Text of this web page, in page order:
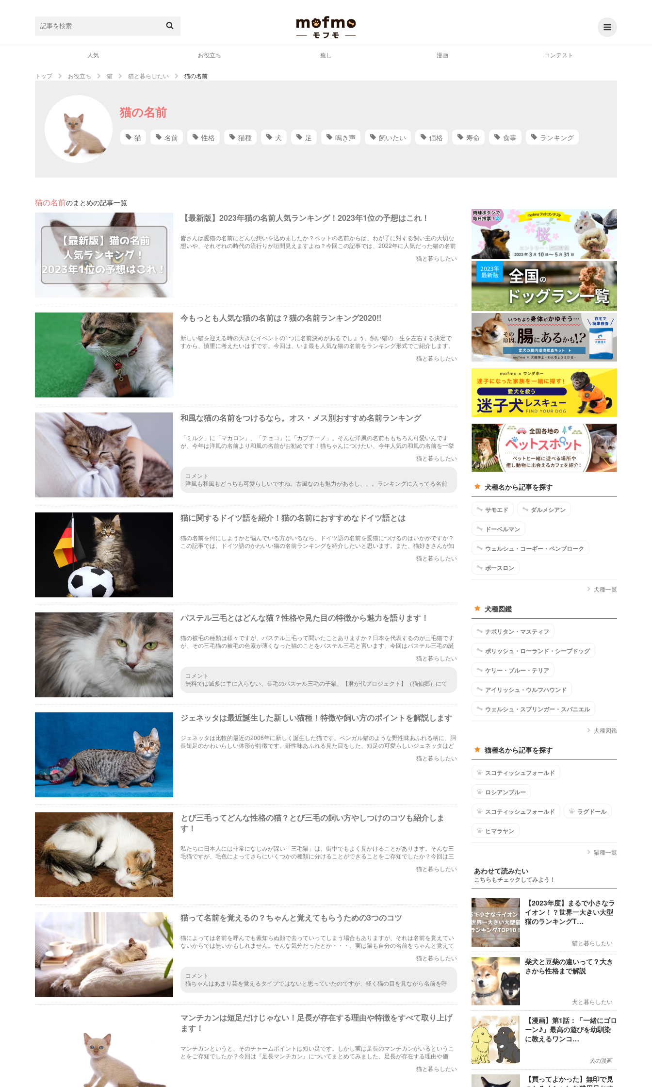
人気 お役立ち 癒し 漫画 コンテスト
トップ お役立ち 猫 猫と暮らしたい 猫の名前
猫の名前
猫 名前 性格 猫種 犬 足 鳴き声 飼いたい 価格 寿命 食事 ランキング
猫の名前のまとめの記事一覧
【最新版】2023年猫の名前人気ランキング！2023年1位の予想はこれ！
皆さんは愛猫の名前にどんな想いを込めましたか？ペットの名前からは、わが子に対する飼い主の大切な
想いや、それぞれの時代の流行りが垣間見えますよね？今回この記事では、2022年に人気だった猫の名前
猫と暮らしたい
今もっとも人気な猫の名前は？猫の名前ランキング2020!!
新しい猫を迎える時の大きなイベントの1つに名前決めがあるでしょう。飼い猫の一生を左右する決定で
すから、慎重に考えたいはずです。今回は、いま最も人気な猫の名前をランキング形式でご紹介します。
猫と暮らしたい
和風な猫の名前をつけるなら。オス・メス別おすすめ名前ランキング
「ミルク」に「マカロン」、「チョコ」に「カプチーノ」。そんな洋風の名前ももちろん可愛いんです
が、今年は洋風の名前より和風の名前がお勧めです！猫ちゃんにつけたい、今年人気の和風の名前を一挙
猫と暮らしたい
コメント
洋風も和風もどっちも可愛らしいですね。古風なのも魅力があるし、、。ランキングに入ってる名前
猫に関するドイツ語を紹介！猫の名前におすすめなドイツ語とは
猫の名前を何にしようかと悩んでいる方がいるなら、ドイツ語の名前を愛猫につけるのはいかがですか？
この記事では、ドイツ語のかわいい猫の名前ランキングを紹介したいと思います。また、猫好きさんが知
猫と暮らしたい
パステル三毛とはどんな猫？性格や見た目の特徴から魅力を語ります！
猫の被毛の種類は様々ですが、パステル三毛って聞いたことありますか？日本を代表するのが三毛猫です
が、その三毛猫の被毛の色素が薄くなった猫のことをパステル三毛と言います。今回はパステル三毛の誕
猫と暮らしたい
コメント
無料では滅多に手に入らない、長毛のパステル三毛の子猫、【君が代プロジェクト】（猫仙郷）にて
している里親希望者様がいても、なかなか出会えないんですよね。 ペットショップで購入するなら、
入手はさほど難しくありませんが、譲渡はほとんどないはずです。（長毛のパステル三毛が野良で生
まれてくるって超珍しいと思う） ダイリュートキャリコではなく、キャリコスモークという、長毛な
していないので、来年もまた生まれてくるかもしれません。 （猫仙郷が厳しい譲渡条件をつけるのは
オスメス各１頭だけなので、今いるコは譲渡条件が厳しいですが、次のパステル三毛が生まれたら、
ジェネッタは最近誕生した新しい猫種！特徴や飼い方のポイントを解説します
ジェネッタは比較的最近の2006年に新しく誕生した猫です。ベンガル猫のような野性味あふれる柄に、胴
長短足のかわいらしい体形が特徴です。野性味あふれる見た目をした、短足の可愛らしいジェネッタはど
猫と暮らしたい
とび三毛ってどんな性格の猫？とび三毛の飼い方やしつけのコツも紹介しま
す！
私たちに日本人には非常になじみが深い「三毛猫」は、街中でもよく見かけることがあります。そんな三
毛猫ですが、毛色によってさらにいくつかの種類に分けることができることをご存知でしたか？今回は三
猫と暮らしたい
猫って名前を覚えるの？ちゃんと覚えてもらうための3つのコツ
猫によっては名前を呼んでも素知らぬ顔で去っていってしまう場合もありますが、それは名前を覚えてい
ないからでは無いかもしれません。そんな気分だったとか・・・。実は猫も自分の名前をちゃんと覚えて
猫と暮らしたい
コメント
猫ちゃんはあまり芸を覚えるタイプではないと思っていたのですが、軽く猫の目を見ながら名前を呼
マンチカンは短足だけじゃない！足長が存在する理由や特徴をすべて取り上げ
ます！
マンチカンというと、そのチャームポイントは短い足です。しかし実は足長のマンチカンがいるというこ
とをご存知でしたか？今回は『足長マンチカン』についてまとめてみました。足長が存在する理由や価
猫と暮らしたい
犬種名から記事を探す
サモエド ダルメシアン
ドーベルマン
ウェルシュ・コーギー・ペンブローク
ボースロン
犬種一覧
犬種図鑑
ナポリタン・マスティフ
ポリッシュ・ローランド・シープドッグ
ケリー・ブルー・テリア
アイリッシュ・ウルフハウンド
ウェルシュ・スプリンガー・スパニエル
犬種図鑑
猫種名から記事を探す
スコティッシュフォールド
ロシアンブルー
スコティッシュフォールド ラグドール
ヒマラヤン
猫種一覧
あわせて読みたい
こちらもチェックしてみよう！
【2023年度】まるで小さなラ
イオン！？世界一大きい大型
猫のランキングT…
猫と暮らしたい
柴犬と豆柴の違いって？大き
さから性格まで解説
犬と暮らしたい
【漫画】第1話：「一緒にゴロ
ーン♪」最高の遊びを幼馴染
に教えるワンコ…
犬の漫画
【買ってよかった】無印で見